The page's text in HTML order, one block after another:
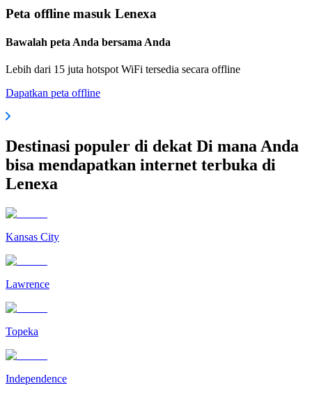
Peta offline masuk Lenexa
Bawalah peta Anda bersama Anda
Lebih dari 15 juta hotspot WiFi tersedia secara offline
Dapatkan peta offline
Destinasi populer di dekat Di mana Anda
bisa mendapatkan internet terbuka di
Lenexa
Kansas City
Lawrence
Topeka
Independence